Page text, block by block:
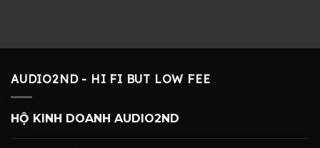
AUDIO2ND - HI FI BUT LOW FEE
HỘ KINH DOANH AUDIO2ND